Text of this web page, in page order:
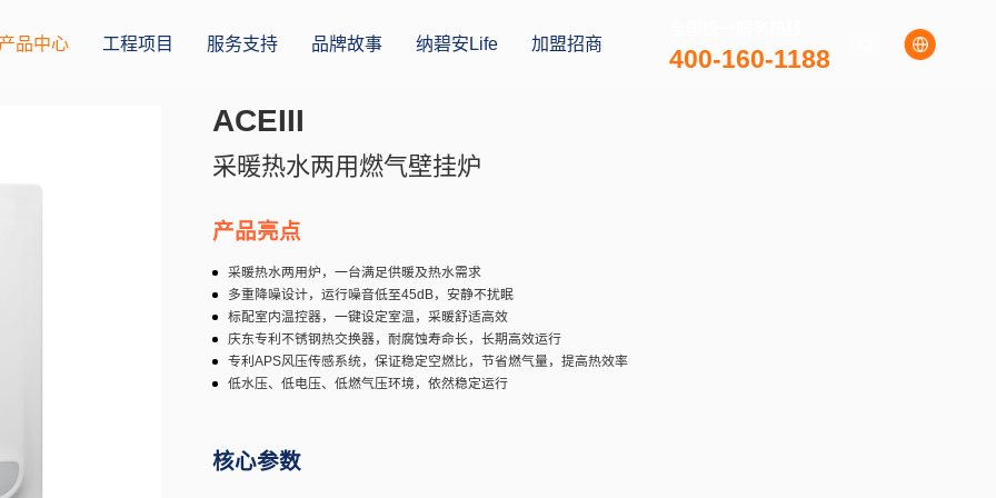
品中心 工程项目 服务支持 品牌故事 纳碧安Life 加盟招商 400-160-1188
ACEIII
产品亮点
采暖热水两用炉，一台满足供暖及热水需求
多重降噪设计，运行噪音低至45dB，安静不扰眠
标配室内温控器，一键设定室温，采暖舒适高效